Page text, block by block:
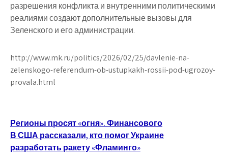
разрешения конфликта и внутренними политическими
реалиями создают дополнительные вызовы для
Зеленского и его администрации.
http://www.mk.ru/politics/2026/02/25/davlenie-na-
zelenskogo-referendum-ob-ustupkakh-rossii-pod-ugrozoy-
provala.html
Навигация
по
Регионы просят «огня». Финансового
В США рассказали, кто помог Украине
разработать ракету «Фламинго»